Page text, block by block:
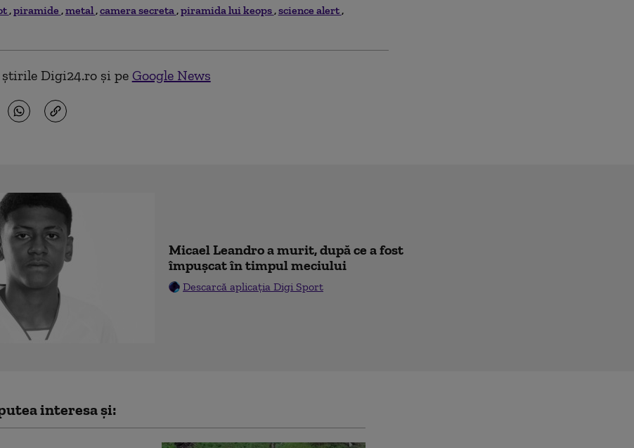
piramide metal camera secreta piramida lui keops science alert
Digi24.ro și pe Google News
Micael Leandro a murit, după ce a fost
împușcat în timpul meciului
Descarcă aplicația Digi Sport
interesa și: